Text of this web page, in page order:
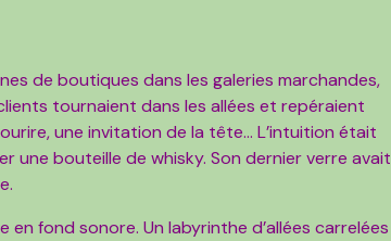
de boutiques dans les galeries marchandes,
tournaient dans les allées et repéraient
une invitation de la tête… L’intuition était
bouteille de whisky. Son dernier verre avait
fond sonore. Un labyrinthe d’allées carrelées